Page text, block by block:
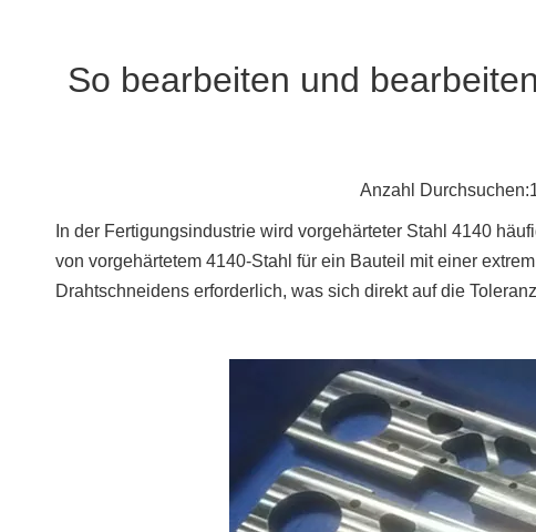
So bearbeiten und
Anzahl Durchsuchen:
In der Fertigungsindustrie wird vorgehärteter Stahl 4140
von vorgehärtetem 4140-Stahl für ein Bauteil mit einer
Drahtschneidens erforderlich, was sich direkt auf die